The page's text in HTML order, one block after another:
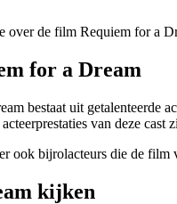
over de film Requiem for a
for a Dream
bestaat uit getalenteerde
van deze
ook bijrolacteurs die de film
kijken